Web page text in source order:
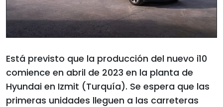
Está previsto que la producción del nuevo i10
comience en abril de 2023 en la planta de
Hyundai en Izmit (Turquía). Se espera que las
primeras unidades lleguen a las carreteras